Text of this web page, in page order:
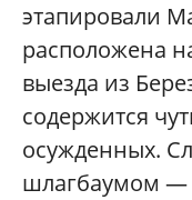
этапировали
расположена
выезда из
содержится
осужденных.
шлагбаумом —